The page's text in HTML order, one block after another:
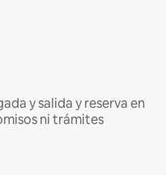
y salida y reserva en
ni trámites